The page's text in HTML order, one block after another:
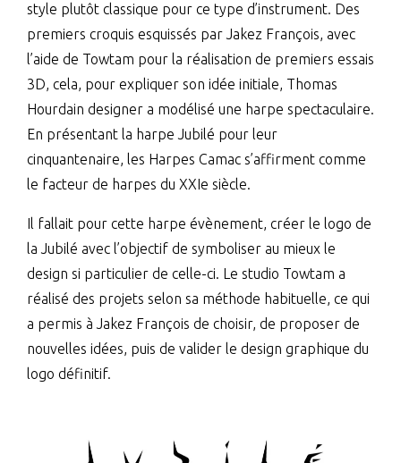
style plutôt classique pour ce type d’instrument. Des
premiers croquis esquissés par Jakez François, avec
l’aide de Towtam pour la réalisation de premiers essais
3D, cela, pour expliquer son idée initiale, Thomas
Hourdain designer a modélisé une harpe spectaculaire.
En présentant la harpe Jubilé pour leur
cinquantenaire, les Harpes Camac s’affirment comme
le facteur de harpes du XXIe siècle.
Il fallait pour cette harpe évènement, créer le logo de
la Jubilé avec l’objectif de symboliser au mieux le
design si particulier de celle-ci. Le studio Towtam a
réalisé des projets selon sa méthode habituelle, ce qui
a permis à Jakez François de choisir, de proposer de
nouvelles idées, puis de valider le design graphique du
logo définitif.